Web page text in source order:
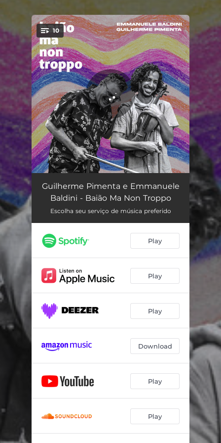
You're all set!
10
Cabaceira Mon Amour 04:05
O Xote das Meninas 03:35
Violino na Roda 04:26
Conversa de Botequim
Cordestinos 04:38
Milonga para as Missões 05:07
A Correnteza 04:48
Desvairada 04:08
Guilherme Pimenta e Emmanuele
Baldini - Baião Ma Non Troppo
Escolha seu serviço de música preferido
Play
Play
Play
Download
Play
Play